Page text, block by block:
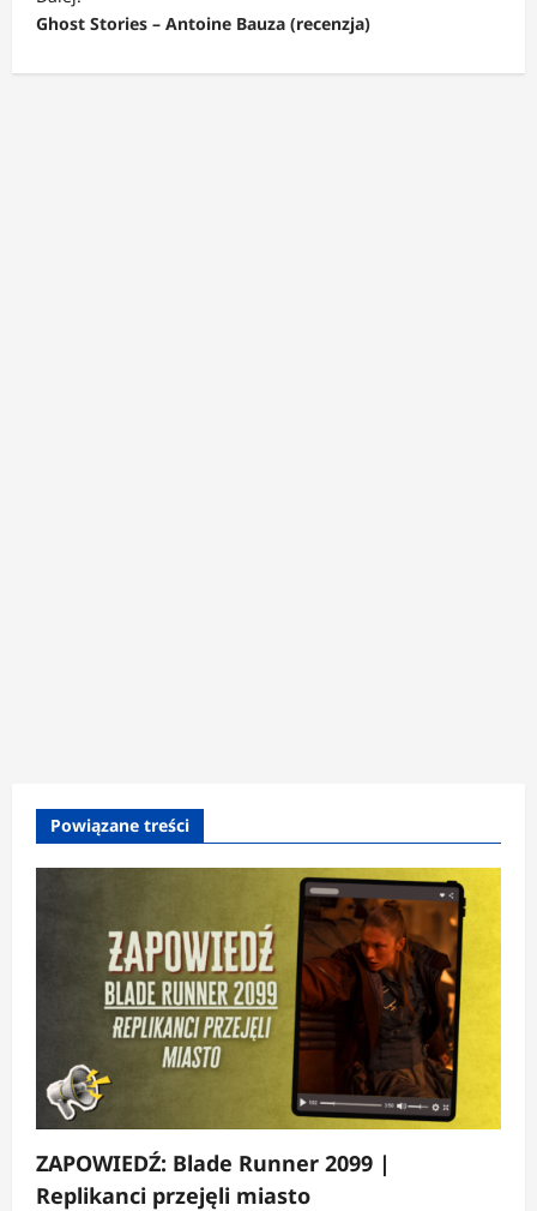
a
Ghost Stories – Antoine Bauza (recenzja)
Powiązane treści
ZAPOWIEDŹ: Blade Runner 2099 |
Replikanci przejęli miasto